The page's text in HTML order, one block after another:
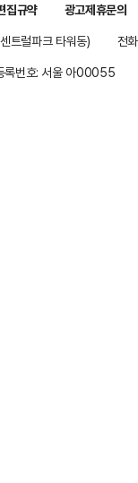
집규약
광고제휴문의
트럴파크 타워동)
전
록번호: 서울 아00055